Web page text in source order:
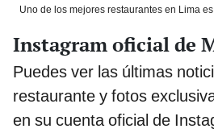
Uno de los mejores restaurantes en Lima
Instagram oficial de
Puedes ver las últimas
restaurante y fotos
en su cuenta oficial de